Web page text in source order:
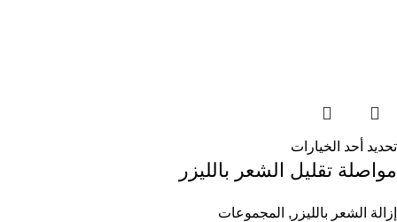
تحديد أحد الخيارات
مواصلة تقليل الشعر بالليزر
إزالة الشعر بالليزر , المجموعات